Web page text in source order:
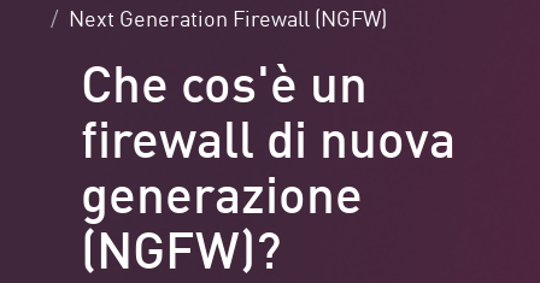
Next Generation Firewall (NGFW)
Che cos'è un
firewall di nuova
generazione
(NGFW)?